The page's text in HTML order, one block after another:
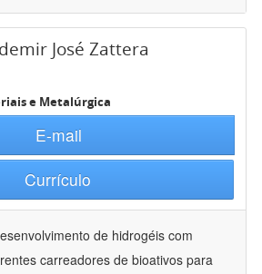
José Zattera
e Metalúrgica
E-mail
Currículo
de hidrogéis com
carreadores de bioativos para